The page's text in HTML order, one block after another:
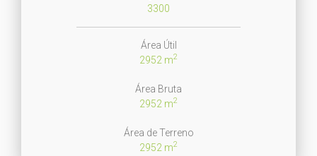
3300
Área Útil
2952 m2
Área Bruta
2952 m2
Área de Terreno
2952 m2